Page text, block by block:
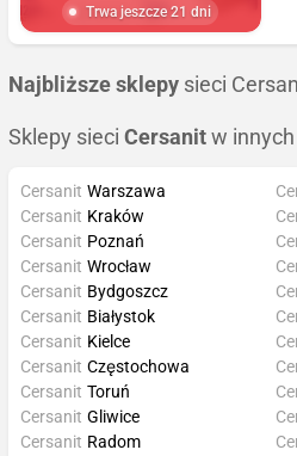
Trwa jeszcze 21 dni
Najbliższe sklepy sieci
Sklepy sieci Cersanit w
Cersanit Warszawa
Cersanit Kraków
Cersanit Poznań
Cersanit Wrocław
Cersanit Bydgoszcz
Cersanit Białystok
Cersanit Kielce
Cersanit Częstochowa
Cersanit Toruń
Cersanit Gliwice
Cersanit Radom